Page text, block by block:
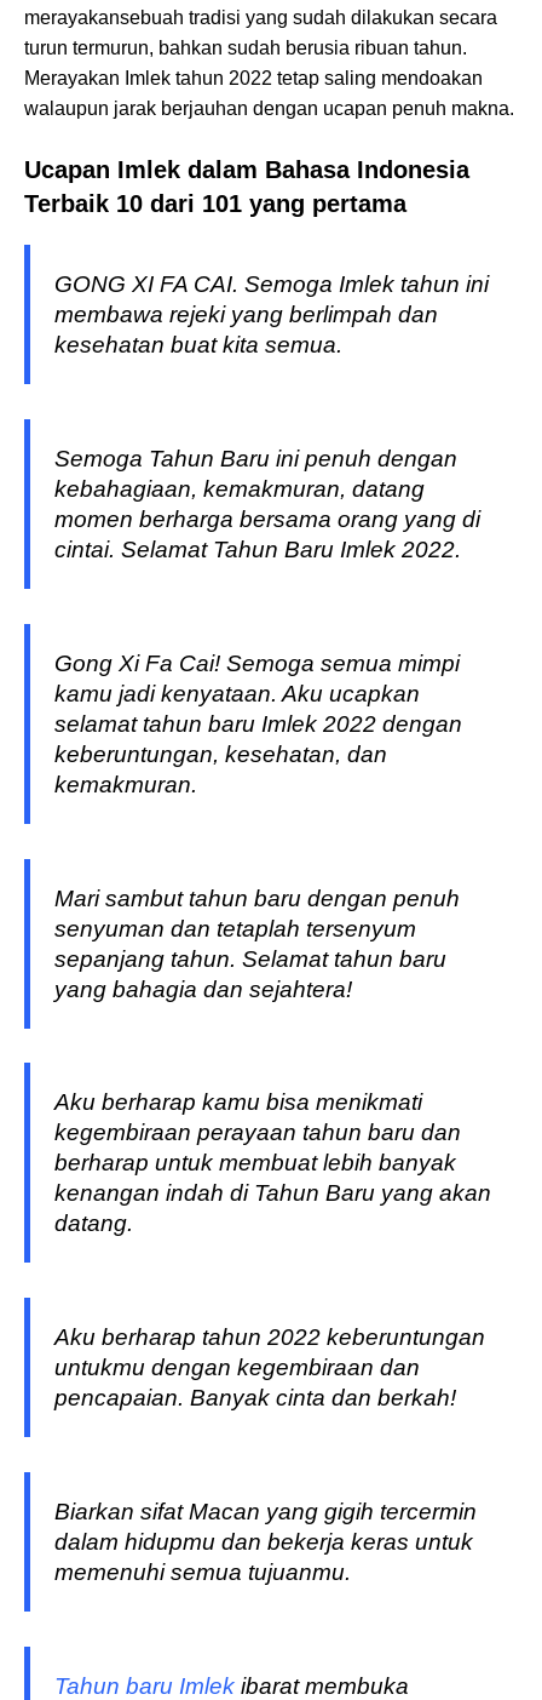
merayakansebuah tradisi yang sudah dilakukan secara
turun termurun, bahkan sudah berusia ribuan tahun.
Merayakan Imlek tahun 2022 tetap saling mendoakan
walaupun jarak berjauhan dengan ucapan penuh makna.
Ucapan Imlek dalam Bahasa Indonesia
Terbaik 10 dari 101 yang pertama
GONG XI FA CAI. Semoga Imlek tahun ini
membawa rejeki yang berlimpah dan
kesehatan buat kita semua.
Semoga Tahun Baru ini penuh dengan
kebahagiaan, kemakmuran, datang
momen berharga bersama orang yang di
cintai. Selamat Tahun Baru Imlek 2022.
Gong Xi Fa Cai! Semoga semua mimpi
kamu jadi kenyataan. Aku ucapkan
selamat tahun baru Imlek 2022 dengan
keberuntungan, kesehatan, dan
kemakmuran.
Mari sambut tahun baru dengan penuh
senyuman dan tetaplah tersenyum
sepanjang tahun. Selamat tahun baru
yang bahagia dan sejahtera!
Aku berharap kamu bisa menikmati
kegembiraan perayaan tahun baru dan
berharap untuk membuat lebih banyak
kenangan indah di Tahun Baru yang akan
datang.
Aku berharap tahun 2022 keberuntungan
untukmu dengan kegembiraan dan
pencapaian. Banyak cinta dan berkah!
Biarkan sifat Macan yang gigih tercermin
dalam hidupmu dan bekerja keras untuk
memenuhi semua tujuanmu.
Tahun baru Imlek ibarat membuka